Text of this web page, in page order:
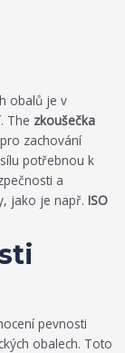
obalů je v
The zkoušečka
zachování
potřebnou k
a
jako je např. ISO
pevnosti
obalech. Toto